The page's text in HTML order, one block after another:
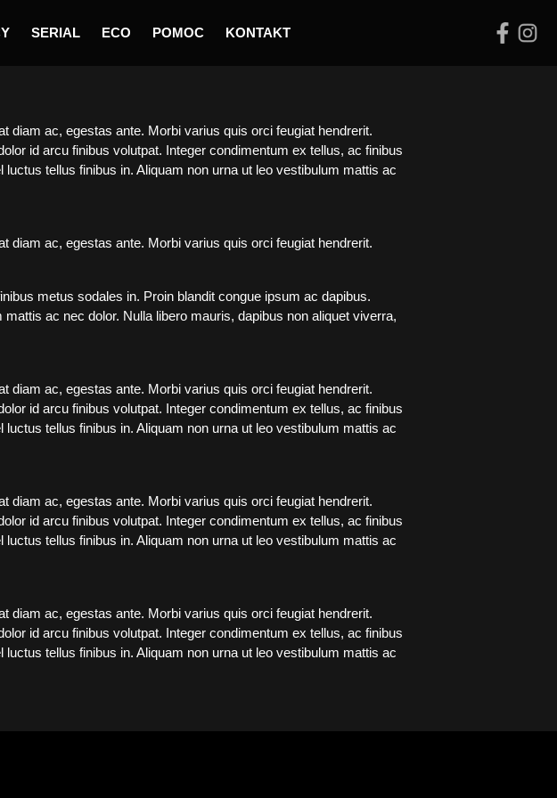
SERIAL ECO POMOC KONTAKT
diam ac, egestas ante. Morbi varius quis orci feugiat hendrerit.
id arcu finibus volutpat. Integer condimentum ex tellus, ac finibus
tellus finibus in. Aliquam non urna ut leo vestibulum mattis ac
diam ac, egestas ante. Morbi varius quis orci feugiat hendrerit.
metus sodales in. Proin blandit congue ipsum ac dapibus.
ac nec dolor. Nulla libero mauris, dapibus non aliquet viverra,
diam ac, egestas ante. Morbi varius quis orci feugiat hendrerit.
id arcu finibus volutpat. Integer condimentum ex tellus, ac finibus
tellus finibus in. Aliquam non urna ut leo vestibulum mattis ac
diam ac, egestas ante. Morbi varius quis orci feugiat hendrerit.
id arcu finibus volutpat. Integer condimentum ex tellus, ac finibus
tellus finibus in. Aliquam non urna ut leo vestibulum mattis ac
diam ac, egestas ante. Morbi varius quis orci feugiat hendrerit.
id arcu finibus volutpat. Integer condimentum ex tellus, ac finibus
tellus finibus in. Aliquam non urna ut leo vestibulum mattis ac